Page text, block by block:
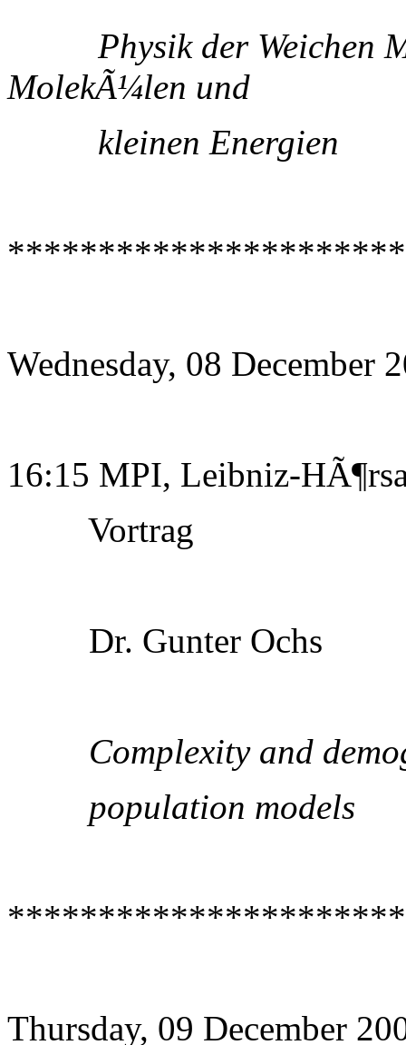
Physik der Weichen
MolekÃ¼len und
kleinen Energien
Wednesday, 08 December
16:15 MPI, Leibniz-
Vortrag
Dr. Gunter Ochs
Complexity and
population models
Thursday, 09 December